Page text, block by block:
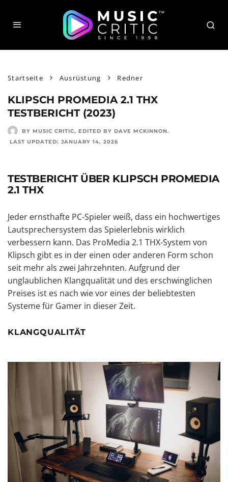
Startseite Ausrüstung Redner
KLIPSCH PROMEDIA 2.1 THX
TESTBERICHT (2023)
BY MUSIC CRITIC, EDITED BY DAVE MCKINNON.
LAST UPDATED: JANUARY 14, 2026
TESTBERICHT ÜBER KLIPSCH PROMEDIA
2.1 THX
Jeder ernsthafte PC-Spieler weiß, dass ein hochwertiges
Lautsprechersystem das Spielerlebnis wirklich
verbessern kann. Das ProMedia 2.1 THX-System von
Klipsch gibt es in der einen oder anderen Form schon
seit mehr als zwei Jahrzehnten. Aufgrund der
unglaublichen Klangqualität und des erschwinglichen
Preises ist es nach wie vor eines der beliebtesten
Systeme für Gamer in dieser Zeit.
KLANGQUALITÄT